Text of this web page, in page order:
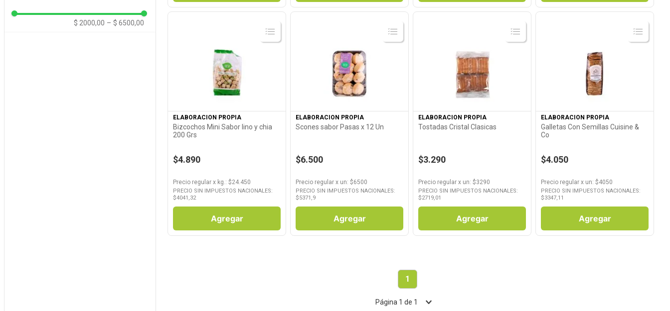
$ 2000,00 – $ 6500,00
Ver Producto
ELABORACION PROPIA
Bizcochos Mini Sabor lino y chia
200 Grs
$4.890
Precio regular x kg.: $24.450
PRECIO SIN IMPUESTOS NACIONALES:
$4041,32
Agregar
Ver Producto
ELABORACION PROPIA
Scones sabor Pasas x 12 Un
$6.500
Precio regular x un: $6500
PRECIO SIN IMPUESTOS NACIONALES:
$5371,9
Agregar
Ver Producto
ELABORACION PROPIA
Tostadas Cristal Clasicas
$3.290
Precio regular x un: $3290
PRECIO SIN IMPUESTOS NACIONALES:
$2719,01
Agregar
Ver Producto
ELABORACION PROPIA
Galletas Con Semillas Cuisine &
Co
$4.050
Precio regular x un: $4050
PRECIO SIN IMPUESTOS NACIONALES:
$3347,11
Agregar
1
Página 1 de 1